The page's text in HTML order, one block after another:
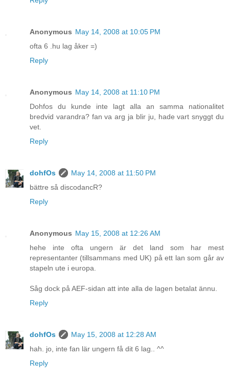
Anonymous May 14, 2008 at 10:05 PM
ofta 6 .hu lag åker =)
Reply
Anonymous May 14, 2008 at 11:10 PM
Dohfos du kunde inte lagt alla an samma nationalitet
bredvid varandra? fan va arg ja blir ju, hade vart snyggt du
vet.
Reply
dohfOs
May 14, 2008 at 11:50 PM
bättre så discodancR?
Reply
Anonymous May 15, 2008 at 12:26 AM
hehe inte ofta ungern är det land som har mest
representanter (tillsammans med UK) på ett lan som går av
stapeln ute i europa.
Såg dock på AEF-sidan att inte alla de lagen betalat ännu.
Reply
dohfOs
May 15, 2008 at 12:28 AM
hah. jo, inte fan lär ungern få dit 6 lag.. ^^
Reply